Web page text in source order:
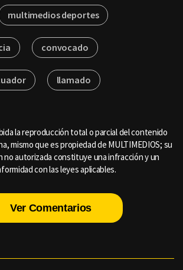
multimedios deportes
convocado
llamado
la reproducción total o parcial del contenido
mismo que es propiedad de MULTIMEDIOS; su
no autorizada constituye una infracción y un
con las leyes aplicables.
Ver Comentarios